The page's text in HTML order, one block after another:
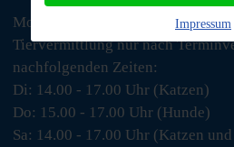
Montags und an Feiertagen
Tiervermittlung nur nach
nachfolgenden Zeiten:
Di: 14.00 - 17.00 Uhr (Katzen)
Do: 15.00 - 17.00 Uhr (Hunde)
Sa: 14.00 - 17.00 Uhr (Katzen
Impressum